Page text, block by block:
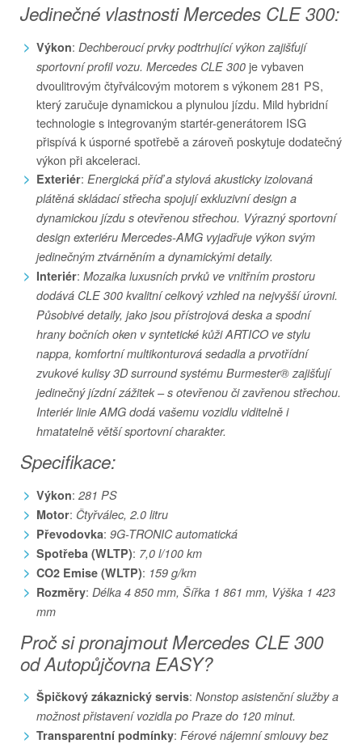
Jedinečné vlastnosti Mercedes CLE 300:
Výkon: Dechberoucí prvky podtrhující výkon zajišťují
sportovní profil vozu. Mercedes CLE 300 je vybaven
dvoulitrovým čtyřválcovým motorem s výkonem 281 PS,
který zaručuje dynamickou a plynulou jízdu. Mild hybridní
technologie s integrovaným startér-generátorem ISG
přispívá k úsporné spotřebě a zároveň poskytuje dodatečný
výkon při akceleraci.
Exteriér: Energická příď a stylová akusticky izolovaná
plátěná skládací střecha spojují exkluzivní design a
dynamickou jízdu s otevřenou střechou. Výrazný sportovní
design exteriéru Mercedes-AMG vyjadřuje výkon svým
jedinečným ztvárněním a dynamickými detaily.
Interiér: Mozaika luxusních prvků ve vnitřním prostoru
dodává CLE 300 kvalitní celkový vzhled na nejvyšší úrovni.
Působivé detaily, jako jsou přístrojová deska a spodní
hrany bočních oken v syntetické kůži ARTICO ve stylu
nappa, komfortní multikonturová sedadla a prvotřídní
zvukové kulisy 3D surround systému Burmester® zajišťují
jedinečný jízdní zážitek – s otevřenou či zavřenou střechou.
Interiér linie AMG dodá vašemu vozidlu viditelně i
hmatatelně větší sportovní charakter.
Specifikace:
Výkon: 281 PS
Motor: Čtyřválec, 2.0 litru
Převodovka: 9G-TRONIC automatická
Spotřeba (WLTP): 7,0 l/100 km
CO2 Emise (WLTP): 159 g/km
Rozměry: Délka 4 850 mm, Šířka 1 861 mm, Výška 1 423
mm
Proč si pronajmout Mercedes CLE 300
od Autopůjčovna EASY?
Špičkový zákaznický servis: Nonstop asistenční služby a
možnost přistavení vozidla po Praze do 120 minut.
Transparentní podmínky: Férové nájemní smlouvy bez